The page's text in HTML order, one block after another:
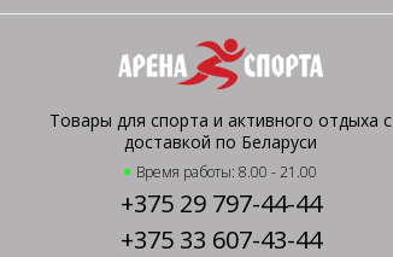
Товары для спорта и активного отдыха с
доставкой по Беларуси
Время работы: 8.00 - 21.00
+375 29 797-44-44
+375 33 607-43-44